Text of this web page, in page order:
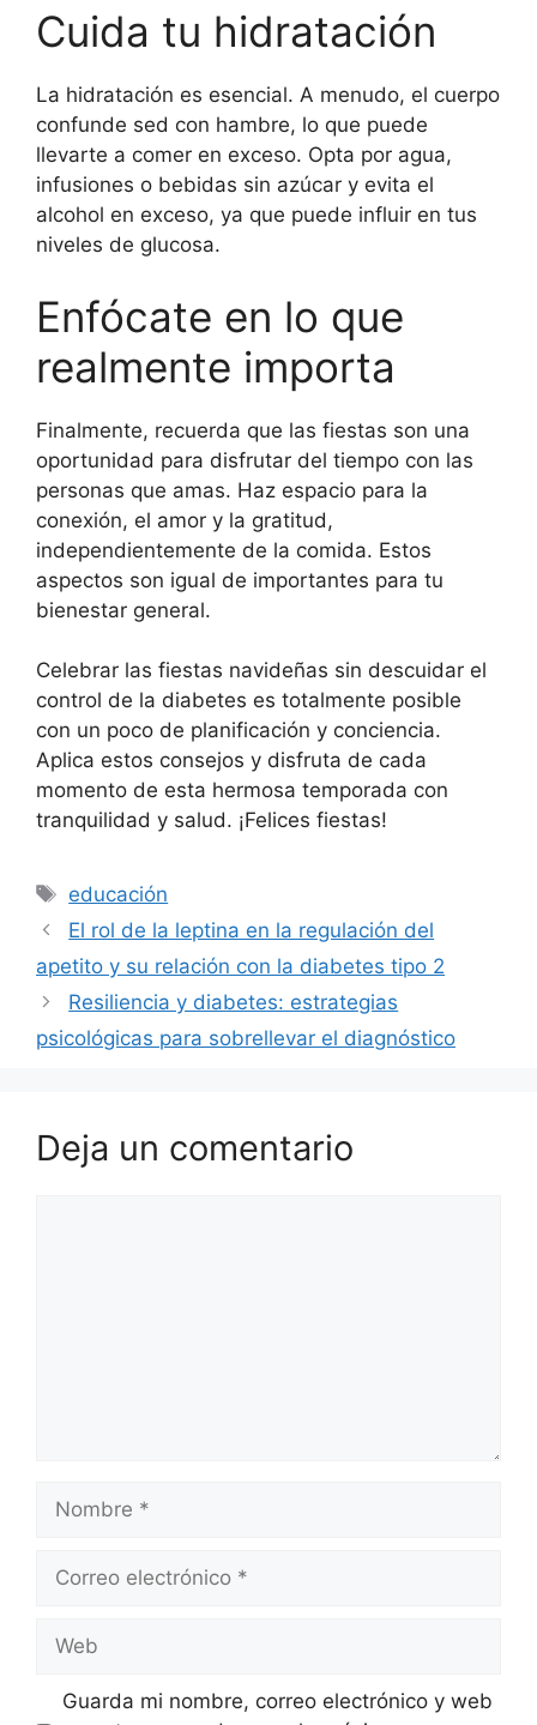
Cuida tu hidratación
La hidratación es esencial. A menudo, el cuerpo
confunde sed con hambre, lo que puede
llevarte a comer en exceso. Opta por agua,
infusiones o bebidas sin azúcar y evita el
alcohol en exceso, ya que puede influir en tus
niveles de glucosa.
Enfócate en lo que
realmente importa
Finalmente, recuerda que las fiestas son una
oportunidad para disfrutar del tiempo con las
personas que amas. Haz espacio para la
conexión, el amor y la gratitud,
independientemente de la comida. Estos
aspectos son igual de importantes para tu
bienestar general.
Celebrar las fiestas navideñas sin descuidar el
control de la diabetes es totalmente posible
con un poco de planificación y conciencia.
Aplica estos consejos y disfruta de cada
momento de esta hermosa temporada con
tranquilidad y salud. ¡Felices fiestas!
Etiquetas
educación
El rol de la leptina en la regulación del
apetito y su relación con la diabetes tipo 2
Resiliencia y diabetes: estrategias
psicológicas para sobrellevar el diagnóstico
Deja un comentario
Nombre
Correo
Web
Guarda mi nombre, correo electrónico y web